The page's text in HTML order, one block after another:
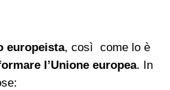
europeista, così come lo è
l’Unione europea. In